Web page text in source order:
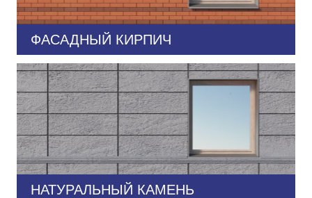
ФАСАДНЫЙ КИРПИЧ
НАТУРАЛЬНЫЙ КАМЕНЬ